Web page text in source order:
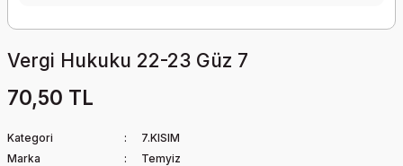
Vergi Hukuku 22-23 Güz 7
70,50 TL
Kategori
7.KISIM
Marka
Temyiz